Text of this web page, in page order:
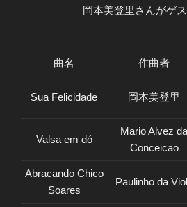
岡本美登里さんがゲス
曲名 作曲者
Sua Felicidade 岡本美登里
Valsa em dó
Mario Alvez da
Conceicao
Abracando Chico
Soares
Paulinho da